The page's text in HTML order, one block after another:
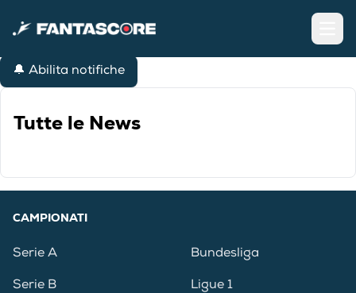
🔔 Abilita notifiche
Tutte le News
CAMPIONATI
Serie A
Serie B
Bundesliga
Ligue 1